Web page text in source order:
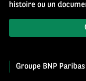
histoire ou un
Groupe BNP Paribas